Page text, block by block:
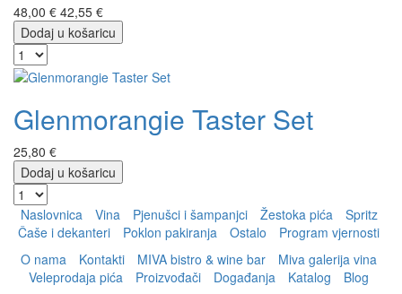
48,00 € 42,55 €
Dodaj u košaricu
Glenmorangie Taster Set
25,80 €
Dodaj u košaricu
Naslovnica Vina Pjenušci i šampanjci Žestoka pića
Spritz
Čaše i dekanteri
Poklon pakiranja Ostalo
Program vjernosti
O nama
Kontakti MIVA bistro & wine bar
Miva galerija vina
Veleprodaja pića
Proizvođači Događanja Katalog Blog